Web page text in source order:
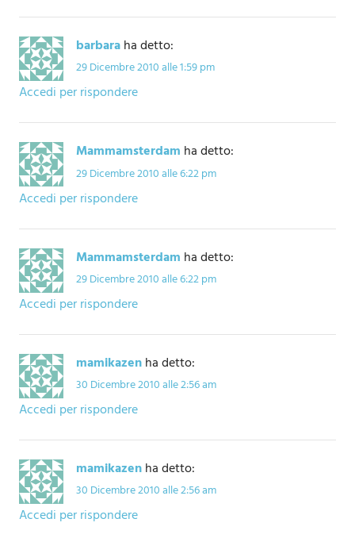
barbaraha detto:
29 Dicembre 2010 alle 1:59 pm
Accedi per rispondere
Mammamsterdam ha detto:
29 Dicembre 2010 alle 6:22 pm
Accedi per rispondere
Mammamsterdam ha detto:
29 Dicembre 2010 alle 6:22 pm
Accedi per rispondere
mamikazenha detto:
30 Dicembre 2010 alle 2:56 am
Accedi per rispondere
mamikazenha detto:
30 Dicembre 2010 alle 2:56 am
Accedi per rispondere